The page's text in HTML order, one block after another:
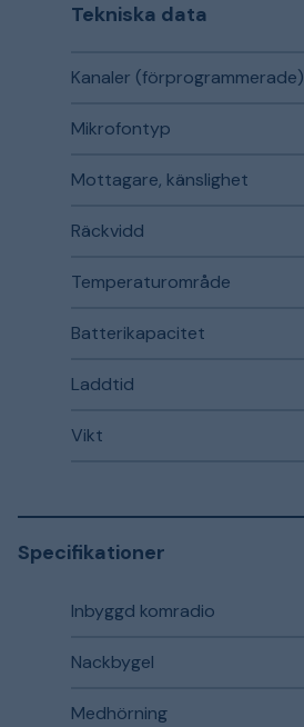
Tekniska data
Kanaler (förprogrammerade)
Mikrofontyp
Mottagare, känslighet
Räckvidd
Temperaturområde
Batterikapacitet
Laddtid
Vikt
Specifikationer
Inbyggd komradio
Nackbygel
Medhörning